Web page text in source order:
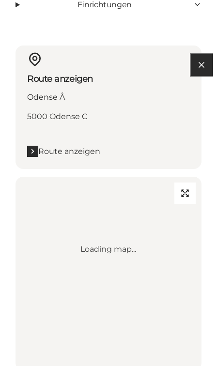
Einrichtungen
Route anzeigen
Odense Å
5000 Odense C
Route anzeigen
Loading map...